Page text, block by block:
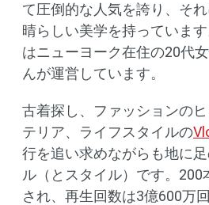
て圧倒的な人気を誇り、そ
晴らしい美学を持っていま
はニューヨーク在住の20代
んが運営しています。
古着探し、ファッションの
テリア、ライフスタイルの
行を追い求めながらも地に
ル（とスタイル）です。200
され、再生回数は3億600万